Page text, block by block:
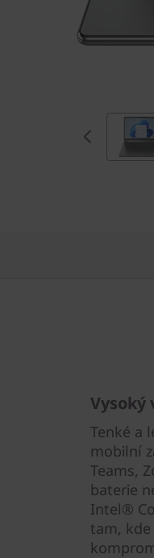
Vysoký
Tenké a
mobilní
Teams,
baterie
Intel®
tam,